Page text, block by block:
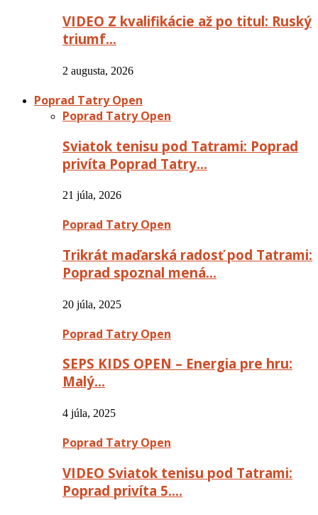
VIDEO Z kvalifikácie až po titul: Ruský
triumf…
2 augusta, 2026
Poprad Tatry Open
Poprad Tatry Open
Sviatok tenisu pod Tatrami: Poprad
privíta Poprad Tatry…
21 júla, 2026
Poprad Tatry Open
Trikrát maďarská radosť pod Tatrami:
Poprad spoznal mená…
20 júla, 2025
Poprad Tatry Open
SEPS KIDS OPEN – Energia pre hru:
Malý…
4 júla, 2025
Poprad Tatry Open
VIDEO Sviatok tenisu pod Tatrami:
Poprad privíta 5….